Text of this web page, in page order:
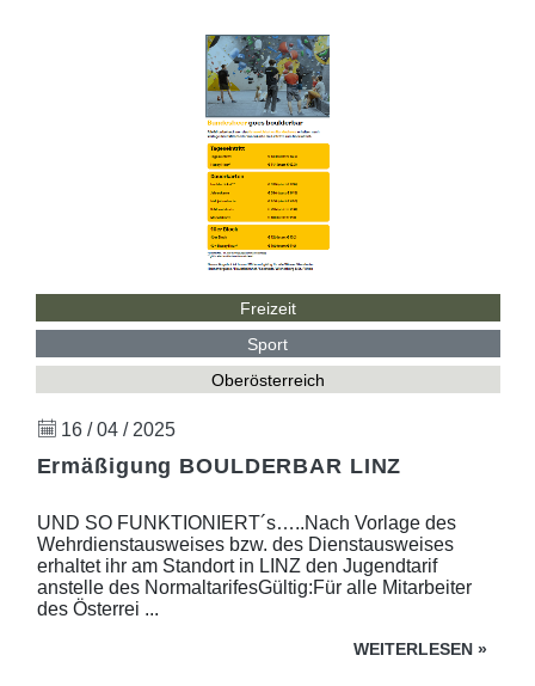
Freizeit
Sport
Oberösterreich
16 / 04 / 2025
Ermäßigung BOULDERBAR LINZ
UND SO FUNKTIONIERT´s…..Nach Vorlage des
Wehrdienstausweises bzw. des Dienstausweises
erhaltet ihr am Standort in LINZ den Jugendtarif
anstelle des NormaltarifesGültig:Für alle Mitarbeiter
des Österrei ...
WEITERLESEN »